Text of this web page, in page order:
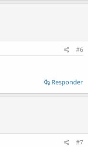
#6
Responder
#7